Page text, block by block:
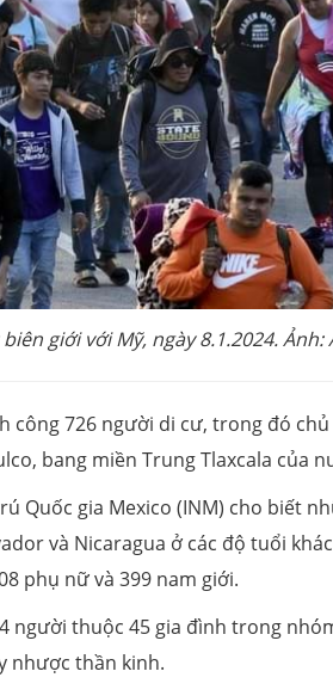
giới với Mỹ, ngày 8.1.2024. Ảnh:
công 726 người di cư, trong đó
bang miền Trung Tlaxcala của
Quốc gia Mexico (INM) cho biết
và Nicaragua ở các độ tuổi
phụ nữ và 399 nam giới.
người thuộc 45 gia đình trong
nhược thần kinh.